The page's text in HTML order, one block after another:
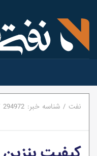
نفت / شناسه خبر: 294972